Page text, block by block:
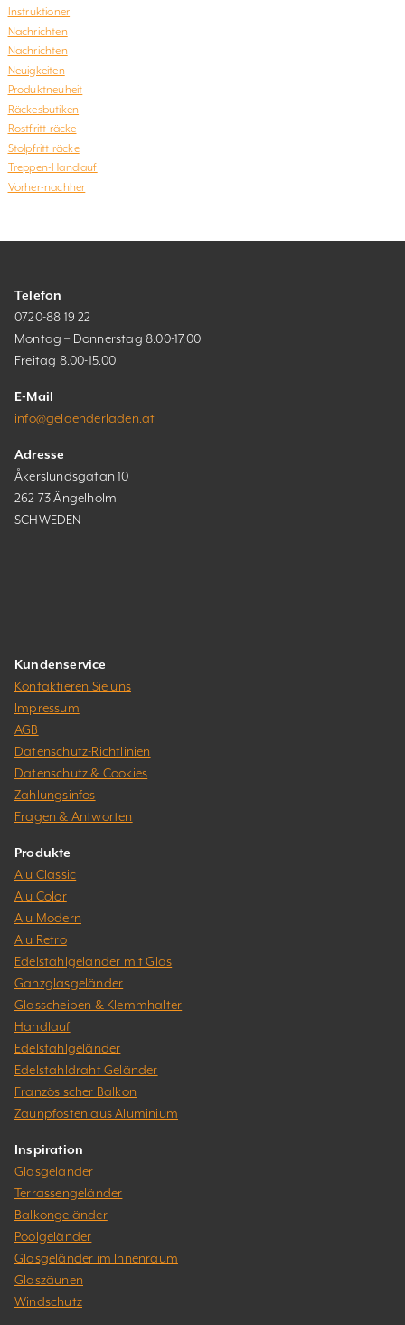
Instruktioner
Nachrichten
Nachrichten
Neuigkeiten
Produktneuheit
Räckesbutiken
Rostfritt räcke
Stolpfritt räcke
Treppen-Handlauf
Vorher-nachher
Telefon
0720-88 19 22
Montag – Donnerstag 8.00-17.00
Freitag 8.00-15.00
E-Mail
info@gelaenderladen.at
Adresse
Åkerslundsgatan 10
262 73 Ängelholm
SCHWEDEN
Kundenservice
Kontaktieren Sie uns
Impressum
AGB
Datenschutz-Richtlinien
Datenschutz & Cookies
Zahlungsinfos
Fragen & Antworten
Produkte
Alu Classic
Alu Color
Alu Modern
Alu Retro
Edelstahlgeländer mit Glas
Ganzglasgeländer
Glasscheiben & Klemmhalter
Handlauf
Edelstahlgeländer
Edelstahldraht Geländer
Französischer Balkon
Zaunpfosten aus Aluminium
Inspiration
Glasgeländer
Terrassengeländer
Balkongeländer
Poolgeländer
Glasgeländer im Innenraum
Glaszäunen
Windschutz